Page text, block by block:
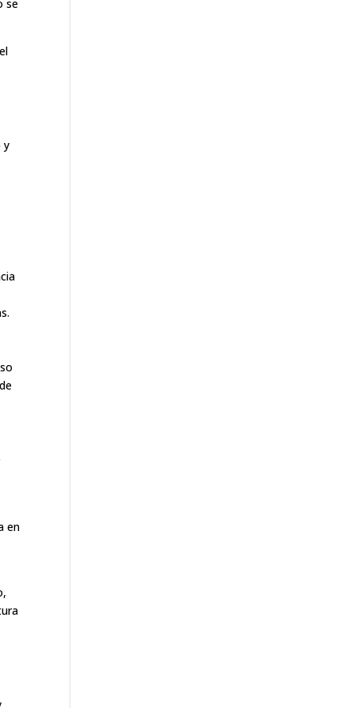
se
y
en